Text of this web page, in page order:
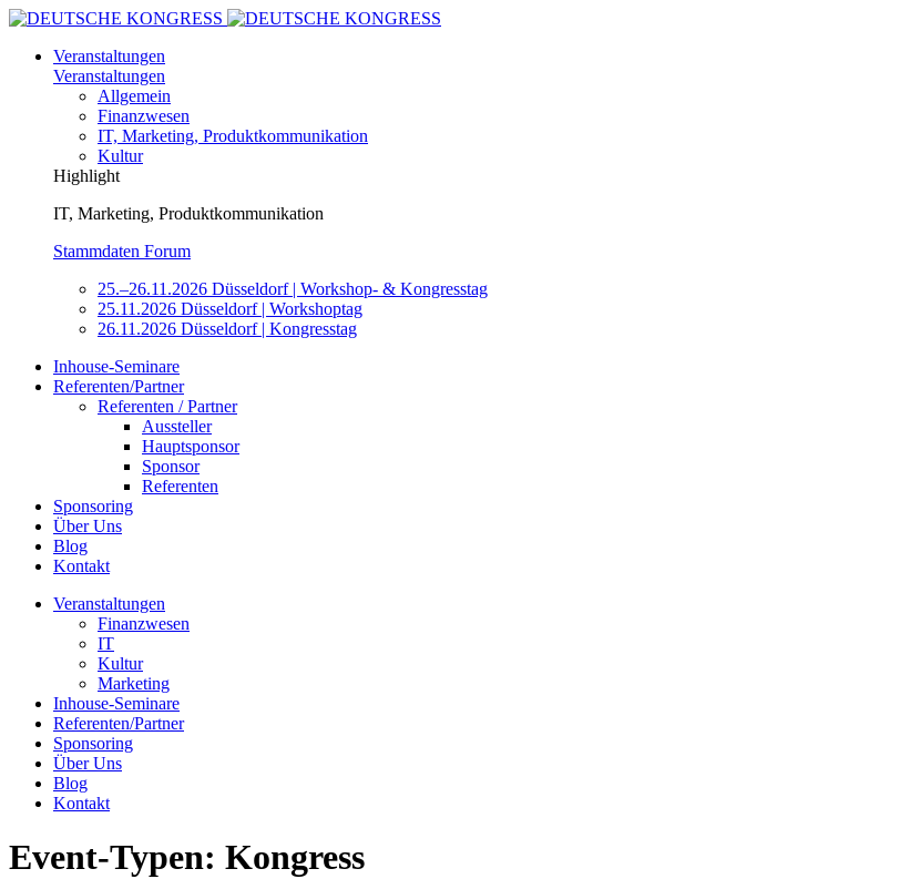
Veranstaltungen
Veranstaltungen
Allgemein
Finanzwesen
IT, Marketing, Produktkommunikation
Kultur
Highlight
IT, Marketing, Produktkommunikation
Stammdaten Forum
25.–26.11.2026 Düsseldorf | Workshop- & Kongresstag
25.11.2026 Düsseldorf | Workshoptag
26.11.2026 Düsseldorf | Kongresstag
Inhouse-Seminare
Referenten/Partner
Referenten / Partner
Aussteller
Hauptsponsor
Sponsor
Referenten
Sponsoring
Über Uns
Blog
Kontakt
Veranstaltungen
Finanzwesen
IT
Kultur
Marketing
Inhouse-Seminare
Referenten/Partner
Sponsoring
Über Uns
Blog
Kontakt
Event-Typen: Kongress